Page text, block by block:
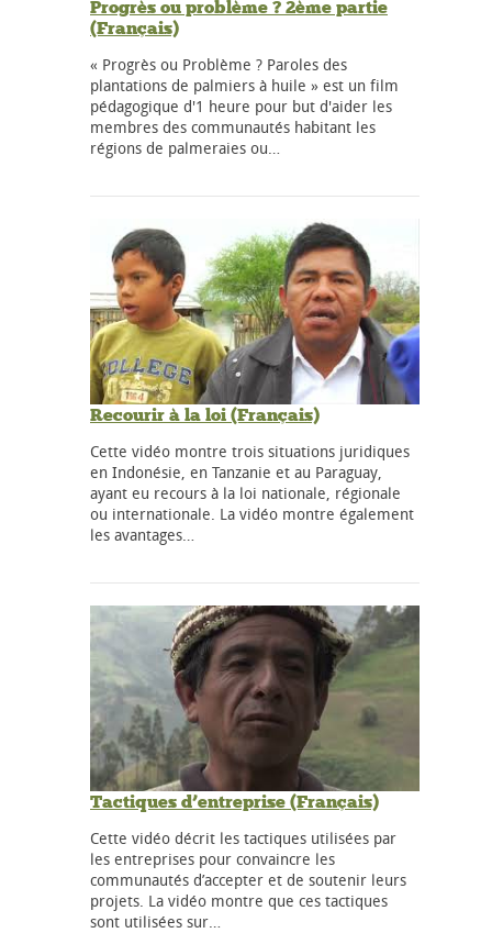
Progrès ou problème ? 2ème partie
(Français)
« Progrès ou Problème ? Paroles des
plantations de palmiers à huile » est un film
pédagogique d'1 heure pour but d'aider les
membres des communautés habitant les
régions de palmeraies ou…
Recourir à la loi (Français)
Cette vidéo montre trois situations juridiques
en Indonésie, en Tanzanie et au Paraguay,
ayant eu recours à la loi nationale, régionale
ou internationale. La vidéo montre également
les avantages…
Tactiques d’entreprise (Français)
Cette vidéo décrit les tactiques utilisées par
les entreprises pour convaincre les
communautés d’accepter et de soutenir leurs
projets. La vidéo montre que ces tactiques
sont utilisées sur…